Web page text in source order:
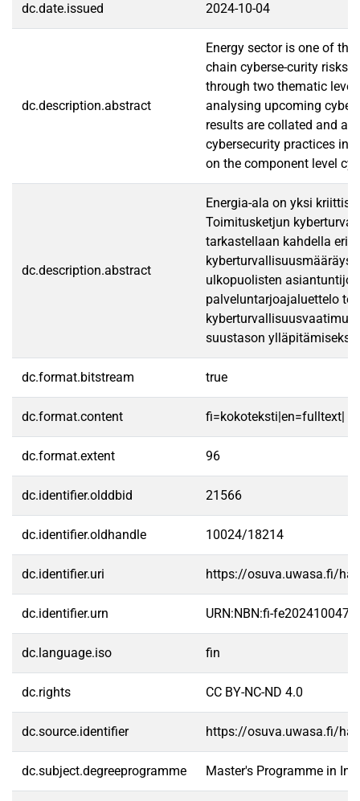
dc.date.issued 2024-10-04
dc.description.abstract
Energy sector is one of
chain cyberse-curity risks
through two thematic
analysing upcoming
results are collated and
cybersecurity practices
on the component level
dc.description.abstract
Energia-ala on yksi
Toimitusketjun
tarkastellaan kahdella eri
ulkopuolisten
palveluntarjoajaluettelo
suustason ylläpitämiseksi.
dc.format.bitstream true
dc.format.content fi=kokoteksti|en=fulltext|
dc.format.extent 96
dc.identifier.olddbid 21566
dc.identifier.oldhandle 10024/18214
dc.identifier.uri https://osuva.uwasa.fi/
dc.identifier.urn URN:NBN:fi-
dc.language.iso fin
dc.rights CC BY-NC-ND 4.0
dc.source.identifier https://osuva.uwasa.fi/
dc.subject.degreeprogramme Master's Programme in